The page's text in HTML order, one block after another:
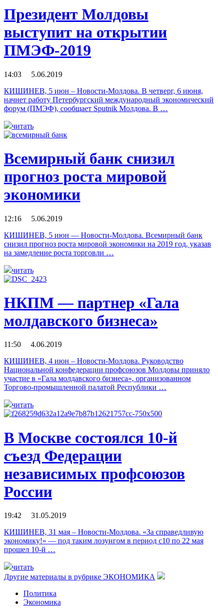
Президент Молдовы
выступит на открытии
ПМЭФ-2019
14:03 5.06.2019
КИШИНЕВ, 5 июн – Новости-Молдова. В четверг, 6 июня,
начнет работу Петербургский международный экономический
форум (ПМЭФ), сообщает Sputnik Молдова. В …
читать
Всемирный банк снизил
прогноз роста мировой
экономики
12:16 5.06.2019
КИШИНЕВ, 5 июн — Новости-Молдова. Всемирный банк
снизил прогноз роста мировой экономики на 2019 год, указав
на замедление роста торговли …
читать
НКПМ — партнер «Гала
молдавского бизнеса»
11:50 4.06.2019
КИШИНЕВ, 4 июн – Новости-Молдова. Руководство
Национальной конфедерации профсоюзов Молдовы приняло
участие в «Гала молдавского бизнеса», организованном
Торгово-промышленной палатой Республики …
читать
В Москве состоялся 10-й
съезд Федерации
независимых профсоюзов
России
19:42 31.05.2019
КИШИНЕВ, 31 мая – Новости-Молдова. «За справедливую
экономику!» — под таким лозунгом в период с10 по 22 мая
прошел 10-й …
читать
Другие материалы в рубрике ЭКОНОМИКА
Политика
Экономика